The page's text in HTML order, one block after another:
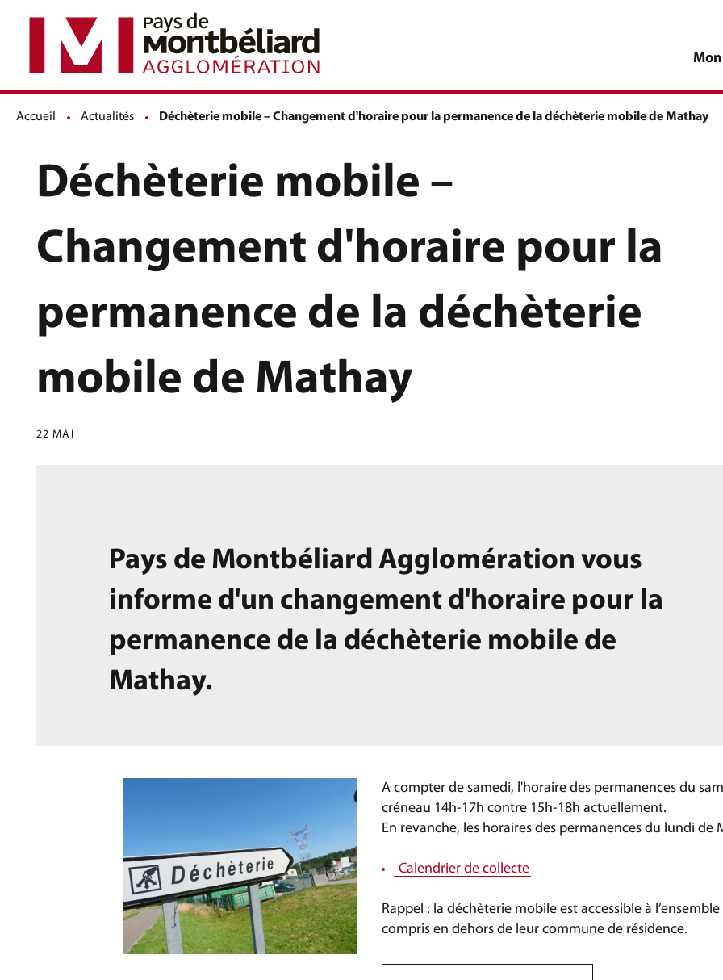
Accueil Actualités Page active :
Déchèterie mobile – Changement d'horaire pour la permanence de la déchèterie mobile de Mathay
Déchèterie mobile –
Changement d'horaire pour la
permanence de la déchèterie
mobile de Mathay
22 MAI
Pays de Montbéliard Agglomération vous
informe d'un changement d'horaire pour la
permanence de la déchèterie mobile de
Mathay.
A compter de samedi, l'horaire des permanences du
créneau 14h-17h contre 15h-18h actuellement.
En revanche, les horaires des permanences du lundi de
Calendrier de collecte
Rappel : la déchèterie mobile est accessible à
compris en dehors de leur commune de résidence.